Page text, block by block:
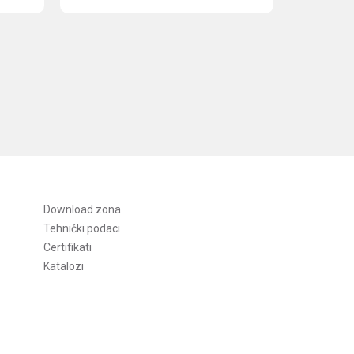
Download zona
Tehnički podaci
Certifikati
Katalozi